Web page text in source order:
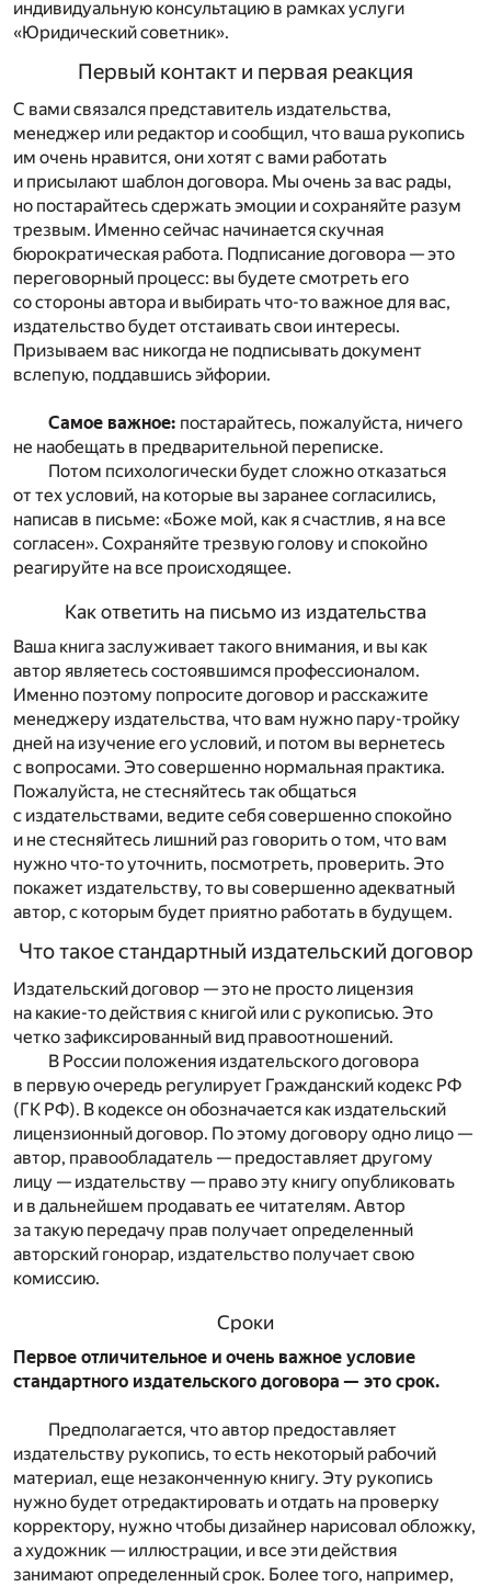
индивидуальную консультацию в рамках услуги
«Юридический советник».
Первый контакт и первая реакция
С вами связался представитель издательства,
менеджер или редактор и сообщил, что ваша рукопись
им очень нравится, они хотят с вами работать
и присылают шаблон договора. Мы очень за вас рады,
но постарайтесь сдержать эмоции и сохраняйте разум
трезвым. Именно сейчас начинается скучная
бюрократическая работа. Подписание договора — это
переговорный процесс: вы будете смотреть его
со стороны автора и выбирать что-то важное для вас,
издательство будет отстаивать свои интересы.
Призываем вас никогда не подписывать документ
вслепую, поддавшись эйфории.
Самое важное: постарайтесь, пожалуйста, ничего
не наобещать в предварительной переписке.
Потом психологически будет сложно отказаться
от тех условий, на которые вы заранее согласились,
написав в письме: «Боже мой, как я счастлив, я на все
согласен». Сохраняйте трезвую голову и спокойно
реагируйте на все происходящее.
Как ответить на письмо из издательства
Ваша книга заслуживает такого внимания, и вы как
автор являетесь состоявшимся профессионалом.
Именно поэтому попросите договор и расскажите
менеджеру издательства, что вам нужно пару-тройку
дней на изучение его условий, и потом вы вернетесь
с вопросами. Это совершенно нормальная практика.
Пожалуйста, не стесняйтесь так общаться
с издательствами, ведите себя совершенно спокойно
и не стесняйтесь лишний раз говорить о том, что вам
нужно что-то уточнить, посмотреть, проверить. Это
покажет издательству, то вы совершенно адекватный
автор, с которым будет приятно работать в будущем.
Что такое стандартный издательский договор
Издательский договор — это не просто лицензия
на какие-то действия с книгой или с рукописью. Это
четко зафиксированный вид правоотношений.
В России положения издательского договора
в первую очередь регулирует Гражданский кодекс РФ
(ГК РФ). В кодексе он обозначается как издательский
лицензионный договор. По этому договору одно лицо —
автор, правообладатель — предоставляет другому
лицу — издательству — право эту книгу опубликовать
и в дальнейшем продавать ее читателям. Автор
за такую передачу прав получает определенный
авторский гонорар, издательство получает свою
комиссию.
Сроки
Первое отличительное и очень важное условие
стандартного издательского договора — это срок.
Предполагается, что автор предоставляет
издательству рукопись, то есть некоторый рабочий
материал, еще незаконченную книгу. Эту рукопись
нужно будет отредактировать и отдать на проверку
корректору, нужно чтобы дизайнер нарисовал обложку,
а художник — иллюстрации, и все эти действия
занимают определенный срок. Более того, например,